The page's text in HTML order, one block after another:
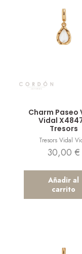
Charm Paseo
Vidal
Tresors
Tresors Vidal
30,00 €
Añadir al
carrito